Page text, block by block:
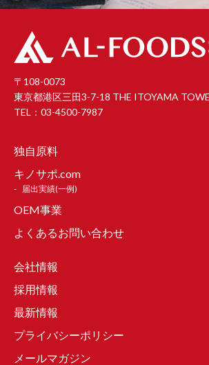
〒108-0073
東京都港区三田3-7-18 THE ITOYAMA
TEL：03-4500-7987
独自原料
キノサポ.com
届出実績(一例)
OEM事業
よくあるお問い合わせ
会社情報
採用情報
最新情報
プライバシーポリシー
メールマガジン